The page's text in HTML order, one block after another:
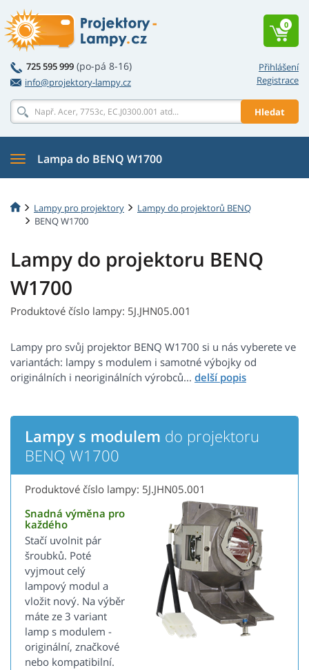
Přihlášení
Registrace
725 595 999 (po-pá 8-16)
info@projektory-lampy.cz
Hledat
0
Lampa do BENQ W1700
Lampy pro projektory
Lampy do projektorů BENQ
BENQ W1700
Lampy do projektoru BENQ
W1700
Produktové číslo lampy: 5J.JHN05.001
Lampy pro svůj projektor BENQ W1700 si u nás vyberete ve
variantách: lampy s modulem i samotné výbojky od
originálních i neoriginálních výrobců...
Lampy s modulem do projektoru
BENQ W1700
Produktové číslo lampy: 5J.JHN05.001
Snadná výměna pro
každého
Stačí uvolnit pár
šroubků. Poté
vyjmout celý
lampový modul a
vložit nový. Na výběr
máte ze 3 variant
lamp s modulem -
originální, značkové
nebo kompatibilní.